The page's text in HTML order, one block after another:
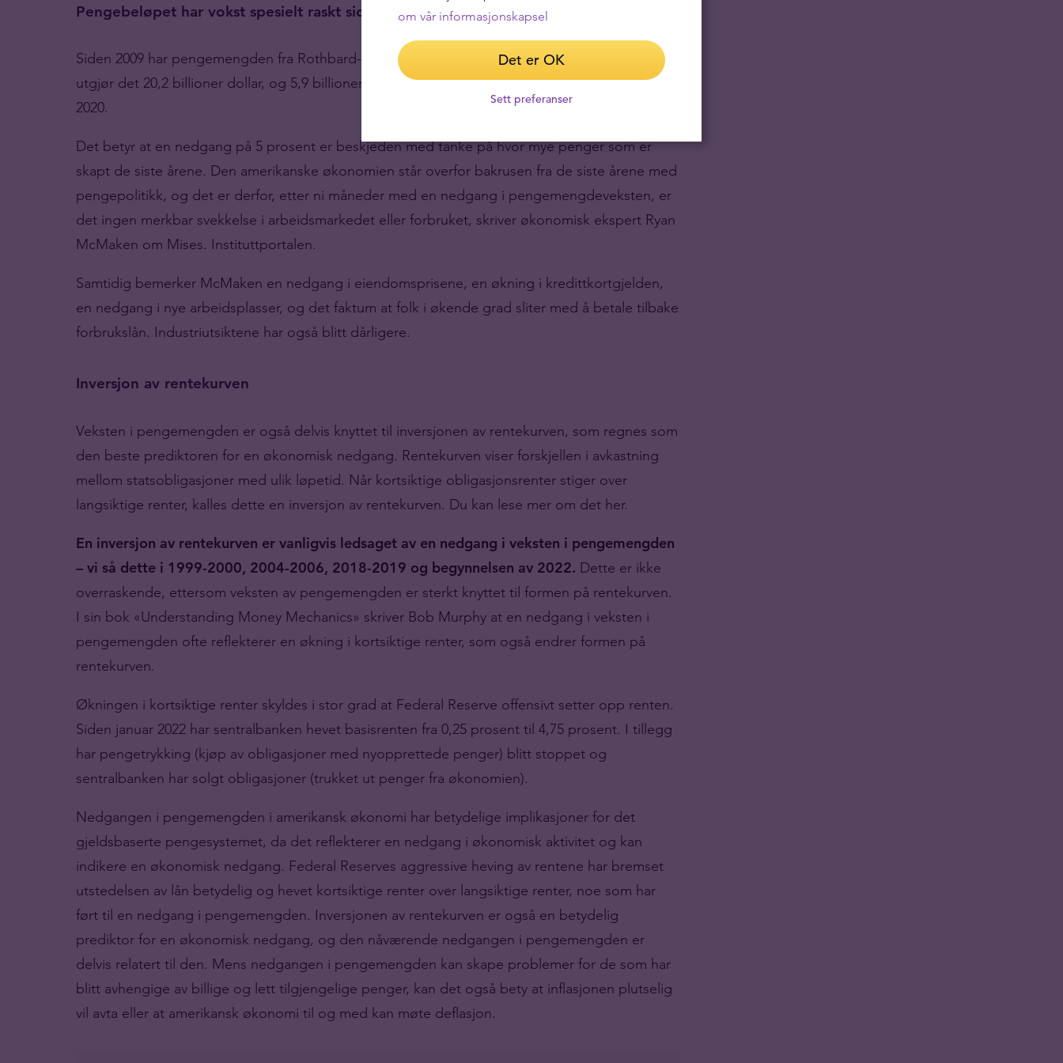
Pengebeløpet har vokst spesielt raskt siden 2020
Siden 2009 har pengemengden fra Rothbard-Salerno økt med 203 prosent. For øyeblikket
utgjør det 20,2 billioner dollar, og 5,9 billioner dollar av dette har blitt opprettet siden januar
2020.
Det betyr at en nedgang på 5 prosent er beskjeden med tanke på hvor mye penger som er
skapt de siste årene. Den amerikanske økonomien står overfor bakrusen fra de siste årene med
pengepolitikk, og det er derfor, etter ni måneder med en nedgang i pengemengdeveksten, er
det ingen merkbar svekkelse i arbeidsmarkedet eller forbruket, skriver økonomisk ekspert Ryan
McMaken om Mises. Instituttportalen.
Samtidig bemerker McMaken en nedgang i eiendomsprisene, en økning i kredittkortgjelden,
en nedgang i nye arbeidsplasser, og det faktum at folk i økende grad sliter med å betale tilbake
forbrukslån. Industriutsiktene har også blitt dårligere.
Inversjon av rentekurven
Veksten i pengemengden er også delvis knyttet til inversjonen av rentekurven, som regnes som
den beste prediktoren for en økonomisk nedgang. Rentekurven viser forskjellen i avkastning
mellom statsobligasjoner med ulik løpetid. Når kortsiktige obligasjonsrenter stiger over
langsiktige renter, kalles dette en inversjon av rentekurven. Du kan lese mer om det her.
En inversjon av rentekurven er vanligvis ledsaget av en nedgang i veksten i pengemengden
– vi så dette i 1999-2000, 2004-2006, 2018-2019 og begynnelsen av 2022. Dette er ikke
overraskende, ettersom veksten av pengemengden er sterkt knyttet til formen på rentekurven.
I sin bok «Understanding Money Mechanics» skriver Bob Murphy at en nedgang i veksten i
pengemengden ofte reflekterer en økning i kortsiktige renter, som også endrer formen på
rentekurven.
Økningen i kortsiktige renter skyldes i stor grad at Federal Reserve offensivt setter opp renten.
Siden januar 2022 har sentralbanken hevet basisrenten fra 0,25 prosent til 4,75 prosent. I tillegg
har pengetrykking (kjøp av obligasjoner med nyopprettede penger) blitt stoppet og
sentralbanken har solgt obligasjoner (trukket ut penger fra økonomien).
Nedgangen i pengemengden i amerikansk økonomi har betydelige implikasjoner for det
gjeldsbaserte pengesystemet, da det reflekterer en nedgang i økonomisk aktivitet og kan
indikere en økonomisk nedgang. Federal Reserves aggressive heving av rentene har bremset
utstedelsen av lån betydelig og hevet kortsiktige renter over langsiktige renter, noe som har
ført til en nedgang i pengemengden. Inversjonen av rentekurven er også en betydelig
prediktor for en økonomisk nedgang, og den nåværende nedgangen i pengemengden er
delvis relatert til den. Mens nedgangen i pengemengden kan skape problemer for de som har
blitt avhengige av billige og lett tilgjengelige penger, kan det også bety at inflasjonen plutselig
vil avta eller at amerikansk økonomi til og med kan møte deflasjon.
om vår informasjonskapsel
Det er OK
Sett preferanser